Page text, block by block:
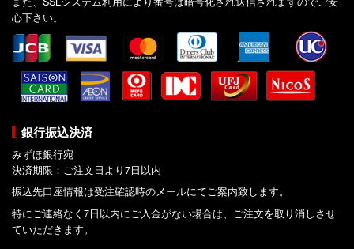
心下さい。
銀行振込決済
みずほ銀行宛
決済期限：ご注文日より7日以内
振込先口座情報は受注確認時のメールにてご案内致します。
特にご連絡なく7日以内にご入金がない場合は、ご注文を取り消しさせ
ていただきます。